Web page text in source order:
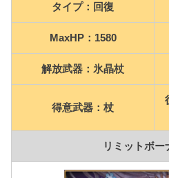
タイプ：回復
MaxHP：1580
解放武器：氷晶杖
得意武器：杖
リミットボー